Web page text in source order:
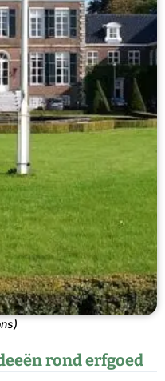
rond erfgoed